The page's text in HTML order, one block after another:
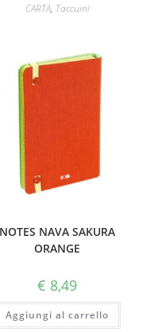
CARTA, Taccuini
NOTES NAVA SAKURA
ORANGE
€ 8,49
Aggiungi al carrello